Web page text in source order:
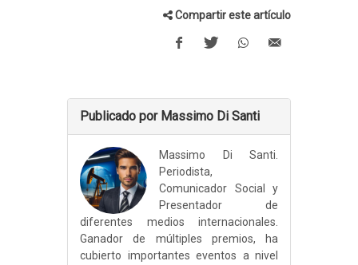
Compartir este artículo
Publicado por Massimo Di Santi
Massimo Di Santi.
Periodista,
Comunicador Social y
Presentador de
diferentes medios internacionales.
Ganador de múltiples premios, ha
cubierto importantes eventos a nivel